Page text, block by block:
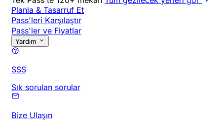
Planla & Tasarruf Et
Pass'leri Karşılaştır
Pass'ler ve Fiyatlar
Yardım
SSS
Sık sorulan sorular
Bize Ulaşın